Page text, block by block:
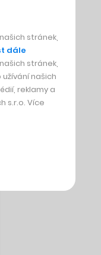
stránek,
dále
stránek,
našich
reklamy a
s.r.o. Více